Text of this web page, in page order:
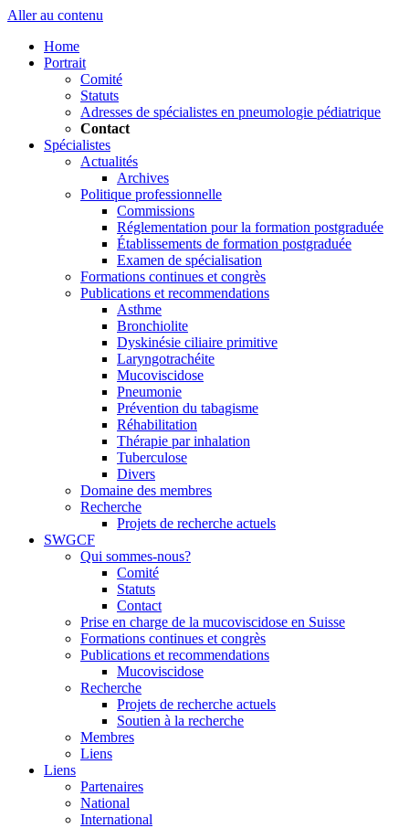
Aller au contenu
Home
Portrait
Comité
Statuts
Adresses de spécialistes en pneumologie pédiatrique
Contact
Spécialistes
Actualités
Archives
Politique professionnelle
Commissions
Réglementation pour la formation postgraduée
Établissements de formation postgraduée
Examen de spécialisation
Formations continues et congrès
Publications et recommendations
Asthme
Bronchiolite
Dyskinésie ciliaire primitive
Laryngotrachéite
Mucoviscidose
Pneumonie
Prévention du tabagisme
Réhabilitation
Thérapie par inhalation
Tuberculose
Divers
Domaine des membres
Recherche
Projets de recherche actuels
SWGCF
Qui sommes-nous?
Comité
Statuts
Contact
Prise en charge de la mucoviscidose en Suisse
Formations continues et congrès
Publications et recommendations
Mucoviscidose
Recherche
Projets de recherche actuels
Soutien à la recherche
Membres
Liens
Liens
Partenaires
National
International